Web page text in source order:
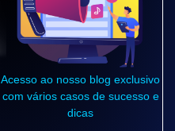
Acesso ao nosso blog exclusivo
com vários casos de sucesso e
dicas